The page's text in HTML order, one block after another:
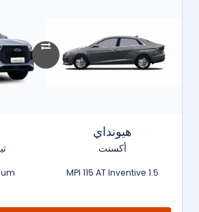
هيونداي
أكسنت
1.5 MPI 115 AT Inventive